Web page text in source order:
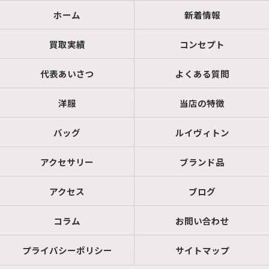
ホーム 新着情報
買取実績 コンセプト
代表あいさつ よくある質問
洋服 当店の特徴
バッグ ルイヴィトン
アクセサリー ブランド品
アクセス ブログ
コラム お問い合わせ
プライバシーポリシー サイトマップ